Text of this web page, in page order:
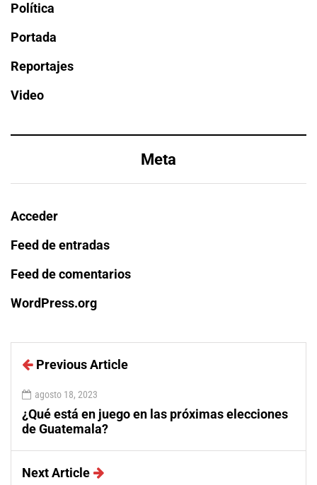
Política
Portada
Reportajes
Video
Meta
Acceder
Feed de entradas
Feed de comentarios
WordPress.org
Previous Article
agosto 18, 2023
¿Qué está en juego en las próximas elecciones
de Guatemala?
Next Article